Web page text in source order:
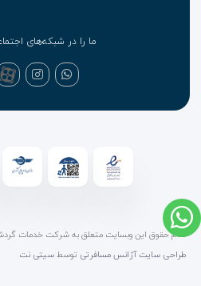
ما را در شبکه‌های
تمام حقوق این وبسایت متعلق به شرکت خدمات
طراحی سایت آژانس مسافرتی توسط سیتی نت